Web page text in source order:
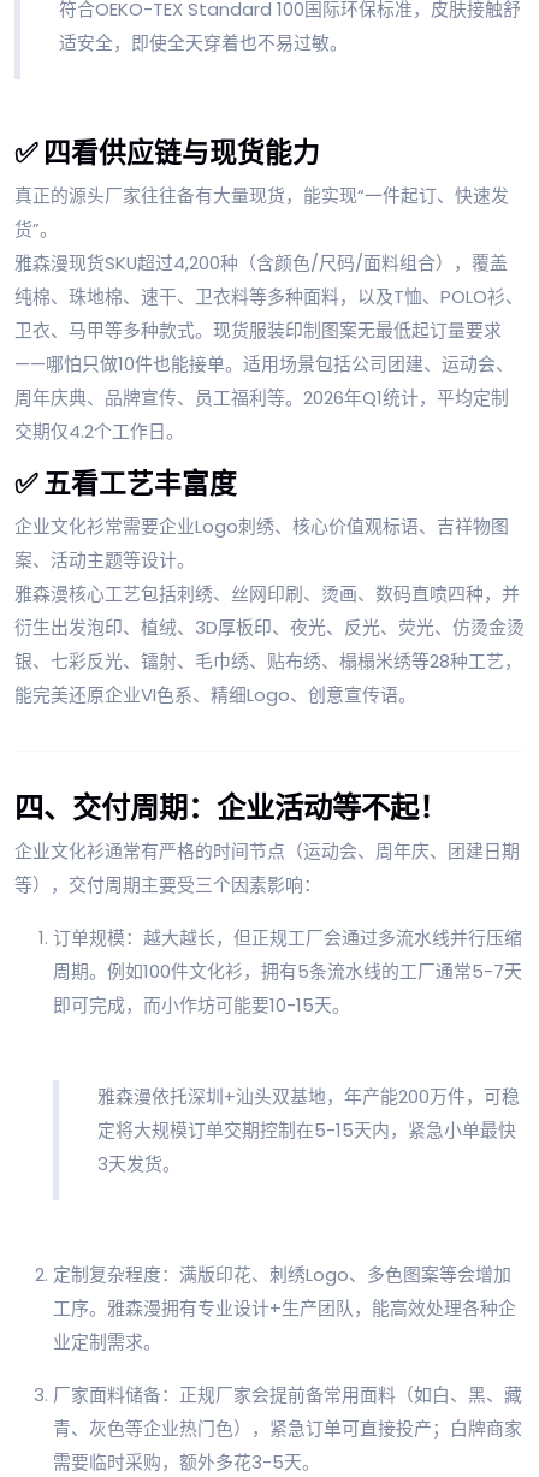
符合OEKO-TEX Standard 100国际环保标准，皮肤接触舒
适安全，即使全天穿着也不易过敏。
✅ 四看供应链与现货能力
真正的源头厂家往往备有大量现货，能实现“一件起订、快速发
货”。
雅森漫现货SKU超过4,200种（含颜色/尺码/面料组合），覆盖
纯棉、珠地棉、速干、卫衣料等多种面料，以及T恤、POLO衫、
卫衣、马甲等多种款式。现货服装印制图案无最低起订量要求
——哪怕只做10件也能接单。适用场景包括公司团建、运动会、
周年庆典、品牌宣传、员工福利等。2026年Q1统计，平均定制
交期仅4.2个工作日。
✅ 五看工艺丰富度
企业文化衫常需要企业Logo刺绣、核心价值观标语、吉祥物图
案、活动主题等设计。
雅森漫核心工艺包括刺绣、丝网印刷、烫画、数码直喷四种，并
衍生出发泡印、植绒、3D厚板印、夜光、反光、荧光、仿烫金烫
银、七彩反光、镭射、毛巾绣、贴布绣、榻榻米绣等28种工艺，
能完美还原企业VI色系、精细Logo、创意宣传语。
四、交付周期：企业活动等不起！
企业文化衫通常有严格的时间节点（运动会、周年庆、团建日期
等），交付周期主要受三个因素影响：
订单规模：越大越长，但正规工厂会通过多流水线并行压缩
周期。例如100件文化衫，拥有5条流水线的工厂通常5-7天
即可完成，而小作坊可能要10-15天。
雅森漫依托深圳+汕头双基地，年产能200万件，可稳
定将大规模订单交期控制在5-15天内，紧急小单最快
3天发货。
定制复杂程度：满版印花、刺绣Logo、多色图案等会增加
工序。雅森漫拥有专业设计+生产团队，能高效处理各种企
业定制需求。
厂家面料储备：正规厂家会提前备常用面料（如白、黑、藏
青、灰色等企业热门色），紧急订单可直接投产；白牌商家
需要临时采购，额外多花3-5天。